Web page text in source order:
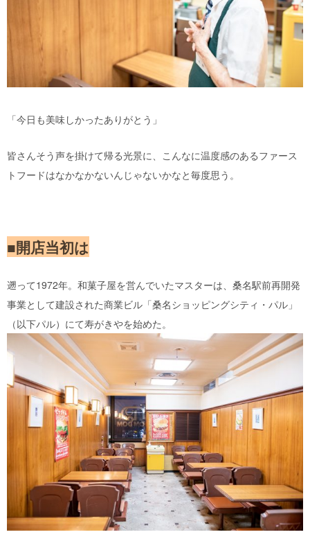
「今日も美味しかったありがとう」
皆さんそう声を掛けて帰る光景に、こんなに温度感のあるファース
トフードはなかなかないんじゃないかなと毎度思う。
■開店当初は
遡って1972年。和菓子屋を営んでいたマスターは、桑名駅前再開発
事業として建設された商業ビル「桑名ショッピングシティ・パル」
（以下パル）にて寿がきやを始めた。